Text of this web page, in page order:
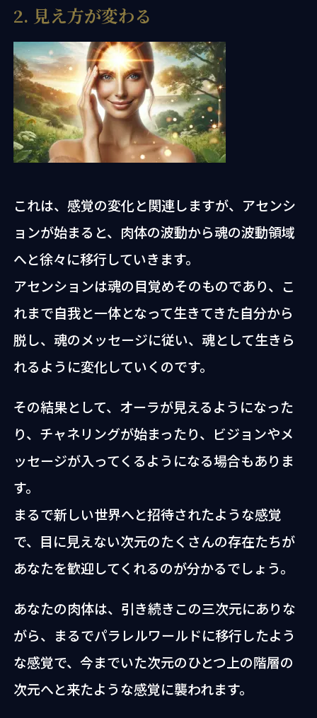
2. 見え方が変わる
これは、感覚の変化と関連しますが、アセンシ
ョンが始まると、肉体の波動から魂の波動領域
へと徐々に移行していきます。
アセンションは魂の目覚めそのものであり、こ
れまで自我と一体となって生きてきた自分から
脱し、魂のメッセージに従い、魂として生きら
れるように変化していくのです。
その結果として、オーラが見えるようになった
り、チャネリングが始まったり、ビジョンやメ
ッセージが入ってくるようになる場合もありま
す。
まるで新しい世界へと招待されたような感覚
で、目に見えない次元のたくさんの存在たちが
あなたを歓迎してくれるのが分かるでしょう。
あなたの肉体は、引き続きこの三次元にありな
がら、まるでパラレルワールドに移行したよう
な感覚で、今までいた次元のひとつ上の階層の
次元へと来たような感覚に襲われます。